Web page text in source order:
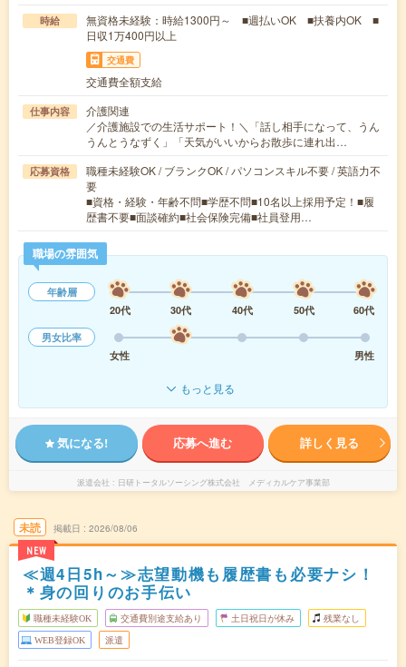
時給
無資格未経験：時給1300円～ ■週払いOK ■扶養内OK ■
日収1万400円以上
交通費
交通費全額支給
仕事内容
介護関連
／介護施設での生活サポート！＼「話し相手になって、うん
うんとうなずく」「天気がいいからお散歩に連れ出…
応募資格
職種未経験OK / ブランクOK / パソコンスキル不要 / 英語力不
要
■資格・経験・年齢不問■学歴不問■10名以上採用予定！■履
歴書不要■面談確約■社会保険完備■社員登用…
職場の雰囲気
年齢層
20代
30代 40代 50代
60代
男女比率
女性
男性
もっと見る
気になる! 応募へ進む 詳しく見る
派遣会社 日研トータルソーシング株式会社 メディカルケア事業部
未読
NEW
掲載日 2026/08/06
≪週4日5h～≫志望動機も履歴書も必要ナシ！
＊身の回りのお手伝い
職種未経験OK 交通費別途支給あり 土日祝日が休み 残業なし
WEB登録OK 派遣